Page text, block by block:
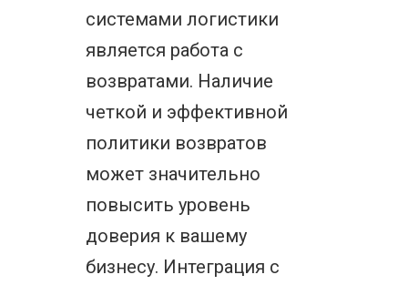
системами логистики
является работа с
возвратами. Наличие
четкой и эффективной
политики возвратов
может значительно
повысить уровень
доверия к вашему
бизнесу. Интеграция с